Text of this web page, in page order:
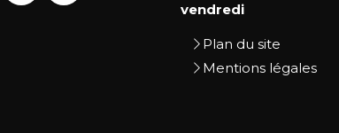
vendredi
Plan du site
Mentions légales